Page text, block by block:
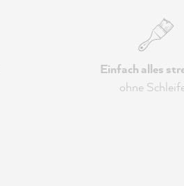
Einfach alles
ohne